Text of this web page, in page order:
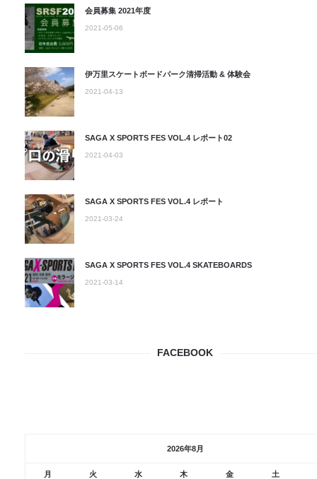
会員募集 2021年度
2021-05-06
伊万里スケートボードパーク清掃活動 & 体験会
2021-04-13
SAGA X SPORTS FES VOL.4 レポート02
2021-04-03
SAGA X SPORTS FES VOL.4 レポート
2021-03-24
SAGA X SPORTS FES VOL.4 SKATEBOARDS
2021-03-14
FACEBOOK
2026年8月
月 火 水 木 金 土